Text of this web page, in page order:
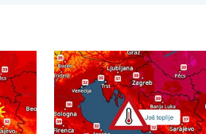
vrlo vruć. . . četvrtak, 6.
Još malo toplije, do kada?.